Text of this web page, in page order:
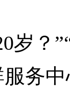
？
中